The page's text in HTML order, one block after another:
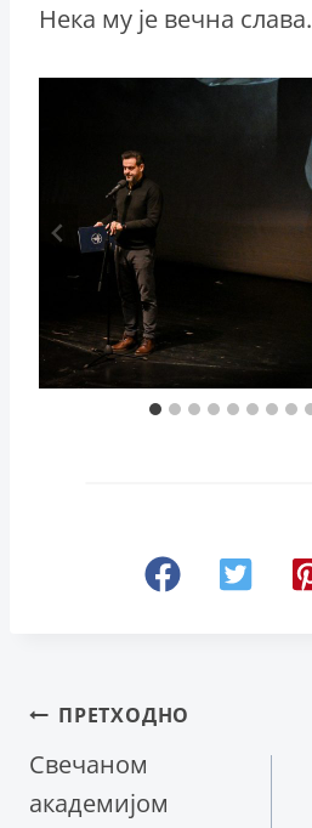
Нека му је вечна слава.
Кретање
чланка
ПРЕТХОДНО
Свечаном
академијом